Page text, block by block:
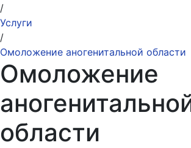
/
Услуги
/
Омоложение аногенитальной области
Омоложение
области